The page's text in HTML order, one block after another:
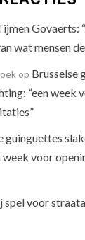
Govaerts:
wat mensen
op Brusselse
“een week
guinguettes
week voor
spel voor